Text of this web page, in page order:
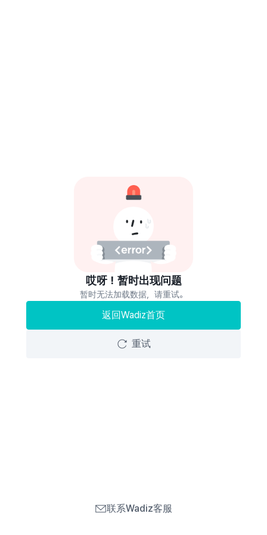
哎呀！暂时出现问题
暂时无法加载数据，请重试。
返回Wadiz首页
重试
联系Wadiz客服